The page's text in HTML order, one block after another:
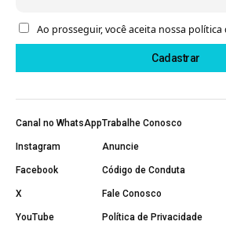
Ao prosseguir, você aceita nossa política
Canal no WhatsApp
Instagram
Facebook
X
YouTube
Trabalhe Conosco
Anuncie
Código de Conduta
Fale Conosco
Política de Privacidade